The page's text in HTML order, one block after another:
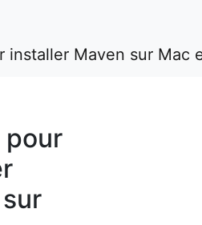
installer Maven sur Mac
pour